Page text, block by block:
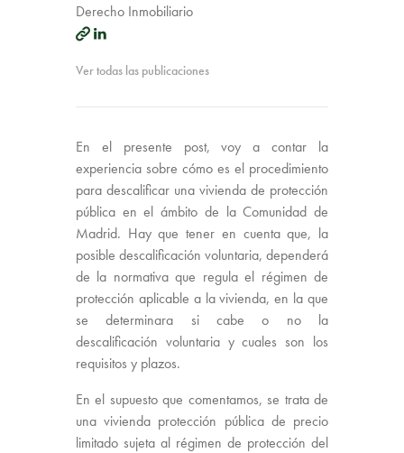
Derecho Inmobiliario
Ver todas las publicaciones
En el presente post, voy a contar la
experiencia sobre cómo es el procedimiento
para descalificar una vivienda de protección
pública en el ámbito de la Comunidad de
Madrid. Hay que tener en cuenta que, la
posible descalificación voluntaria, dependerá
de la normativa que regula el régimen de
protección aplicable a la vivienda, en la que
se determinara si cabe o no la
descalificación voluntaria y cuales son los
requisitos y plazos.
En el supuesto que comentamos, se trata de
una vivienda protección pública de precio
limitado sujeta al régimen de protección del